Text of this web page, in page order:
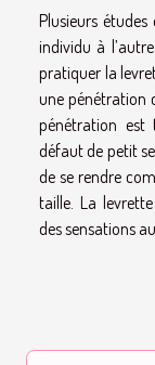
Plusieurs
individu à
pratiquer la
une pénétration
pénétration
défaut de petit
de se rendre
taille. La
des sensations